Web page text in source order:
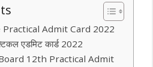
Admit Card 2022
एडमिट कार्ड 2022
12th Practical Admit